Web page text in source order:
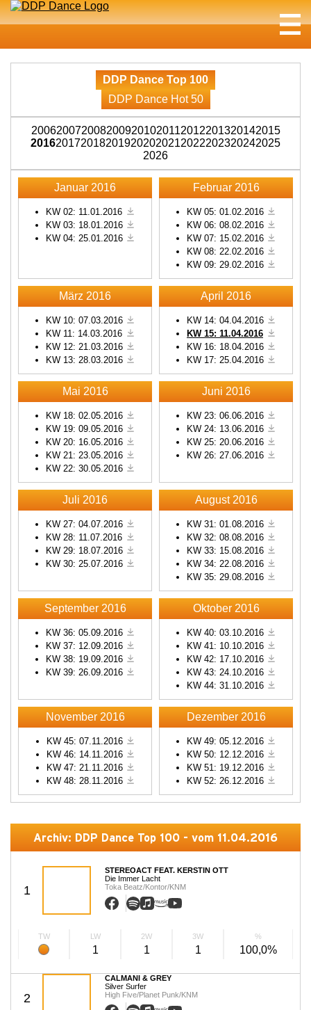
DDP Dance Top 100
DDP Dance Hot 50
2006200720082009201020112012201320142015
2016201720182019202020212022202320242025
2026
Januar 2016
KW 02: 11.01.2016
KW 03: 18.01.2016
KW 04: 25.01.2016
Februar 2016
KW 05: 01.02.2016
KW 06: 08.02.2016
KW 07: 15.02.2016
KW 08: 22.02.2016
KW 09: 29.02.2016
März 2016
KW 10: 07.03.2016
KW 11: 14.03.2016
KW 12: 21.03.2016
KW 13: 28.03.2016
April 2016
KW 14: 04.04.2016
KW 15: 11.04.2016
KW 16: 18.04.2016
KW 17: 25.04.2016
Mai 2016
KW 18: 02.05.2016
KW 19: 09.05.2016
KW 20: 16.05.2016
KW 21: 23.05.2016
KW 22: 30.05.2016
Juni 2016
KW 23: 06.06.2016
KW 24: 13.06.2016
KW 25: 20.06.2016
KW 26: 27.06.2016
Juli 2016
KW 27: 04.07.2016
KW 28: 11.07.2016
KW 29: 18.07.2016
KW 30: 25.07.2016
August 2016
KW 31: 01.08.2016
KW 32: 08.08.2016
KW 33: 15.08.2016
KW 34: 22.08.2016
KW 35: 29.08.2016
September 2016
KW 36: 05.09.2016
KW 37: 12.09.2016
KW 38: 19.09.2016
KW 39: 26.09.2016
Oktober 2016
KW 40: 03.10.2016
KW 41: 10.10.2016
KW 42: 17.10.2016
KW 43: 24.10.2016
KW 44: 31.10.2016
November 2016
KW 45: 07.11.2016
KW 46: 14.11.2016
KW 47: 21.11.2016
KW 48: 28.11.2016
Dezember 2016
KW 49: 05.12.2016
KW 50: 12.12.2016
KW 51: 19.12.2016
KW 52: 26.12.2016
Archiv: DDP Dance Top 100 - vom 11.04.2016
1
STEREOACT FEAT. KERSTIN OTT
Die Immer Lacht
Toka Beatz/Kontor/KNM
TW LW
1
2W
1
3W
1
%
100,0%
2
CALMANI & GREY
Silver Surfer
High Five/Planet Punk/KNM